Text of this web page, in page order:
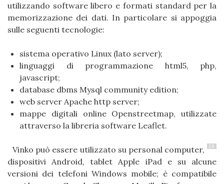
utilizzando software libero e formati standard per la
memorizzazione dei dati. In particolare si appoggia
sulle seguenti tecnologie:
sistema operativo Linux (lato server);
linguaggi di programmazione html5, php,
javascript;
database dbms Mysql community edition;
web server Apache http server;
mappe digitali online Openstreetmap, utilizzate
attraverso la libreria software Leaflet.
28
Vinko può essere utilizzato su personal computer,
dispositivi Android, tablet Apple iPad e su alcune
versioni dei telefoni Windows mobile; è compatibile